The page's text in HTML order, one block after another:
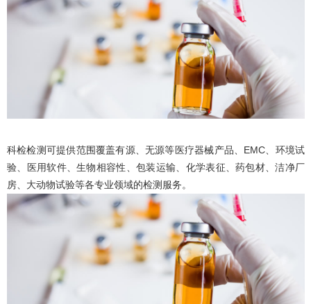
科检检测可提供范围覆盖有源、无源等医疗器械产品、EMC、环境试
验、医用软件、生物相容性、包装运输、化学表征、药包材、洁净厂
房、大动物试验等各专业领域的检测服务。